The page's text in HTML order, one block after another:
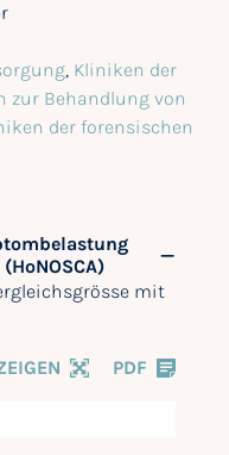
, Kliniken der
zur Behandlung von
der forensischen
mit
PDF